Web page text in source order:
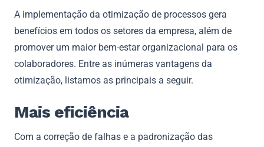
A implementação da otimização de processos gera
benefícios em todos os setores da empresa, além de
promover um maior bem-estar organizacional para os
colaboradores. Entre as inúmeras vantagens da
otimização, listamos as principais a seguir.
Mais eficiência
Com a correção de falhas e a padronização das